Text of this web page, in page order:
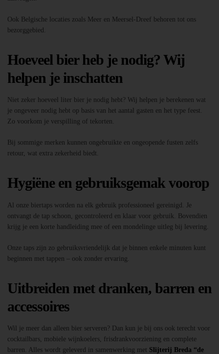
Ook Belgische locaties zoals Meer en Meersel-Dreef behoren tot ons
bezorggebied.
Hoeveel bier heb je nodig? Wij
helpen je inschatten
Niet zeker hoeveel liter bier je nodig hebt? Wij helpen je berekenen wat
je ongeveer nodig hebt op basis van het aantal gasten en het type feest.
Zo voorkom je verspilling of tekorten.
Bij sommige merken kunnen ongebruikte en ongeopende fusten zelfs
retour, wat extra zekerheid biedt.
Hygiëne en gebruiksgemak voorop
Al onze biertaps worden na elk gebruik professioneel gereinigd. Je
ontvangt de tap schoon, gecontroleerd en klaar voor gebruik. Bovendien
krijg je een korte handleiding mee of een mondelinge uitleg bij levering.
Onze taps zijn zo gebruiksvriendelijk dat je binnen enkele minuten kunt
beginnen met tappen – ook zonder ervaring.
Uitbreiden met dranken, barren en
accessoires
Wil je meer dan alleen bier serveren? Dan kun je bij ons ook terecht voor
cocktailbars, mobiele wijnkoelers, frisdrankvoorziening en complete
barren. Alles wordt geleverd in samenwerking met Slijterij Breda “de